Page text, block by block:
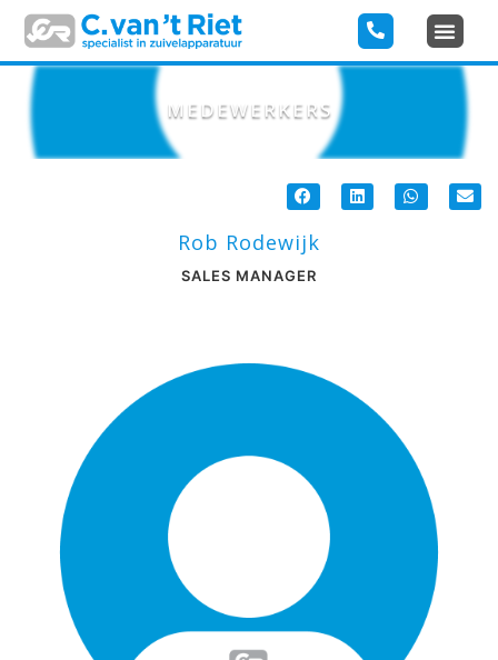
MEDEWERKERS
Rob Rodewijk
SALES MANAGER